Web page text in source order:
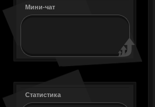
Мини-чат
Статистика